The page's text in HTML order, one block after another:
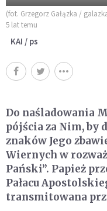
(fot. Grzegorz Gałązka /
5 lat temu
KAI / ps
Do naśladowania
pójścia za Nim, by
znaków Jego
Wiernych w
Pański”. Papież
Pałacu
transmitowana